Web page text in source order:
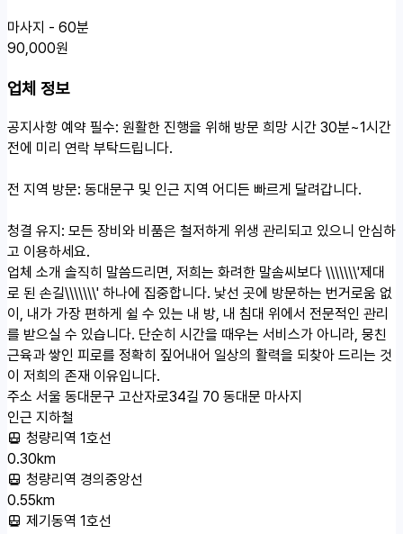
마사지 - 60분
90,000원
업체 정보
공지사항예약 필수: 원활한 진행을 위해 방문 희망 시간 30분~1시간
전에 미리 연락 부탁드립니다.
전 지역 방문: 동대문구 및 인근 지역 어디든 빠르게 달려갑니다.
청결 유지: 모든 장비와 비품은 철저하게 위생 관리되고 있으니 안심하
고 이용하세요.
업체 소개 솔직히 말씀드리면, 저희는 화려한 말솜씨보다 \\\\\\\'제대
로 된 손길\\\\\\\' 하나에 집중합니다. 낯선 곳에 방문하는 번거로움 없
이, 내가 가장 편하게 쉴 수 있는 내 방, 내 침대 위에서 전문적인 관리
를 받으실 수 있습니다. 단순히 시간을 때우는 서비스가 아니라, 뭉친
근육과 쌓인 피로를 정확히 짚어내어 일상의 활력을 되찾아 드리는 것
이 저희의 존재 이유입니다.
주소 서울 동대문구 고산자로34길 70 동대문 마사지
인근 지하철
청량리역 1호선
0.30km
청량리역 경의중앙선
0.55km
제기동역 1호선